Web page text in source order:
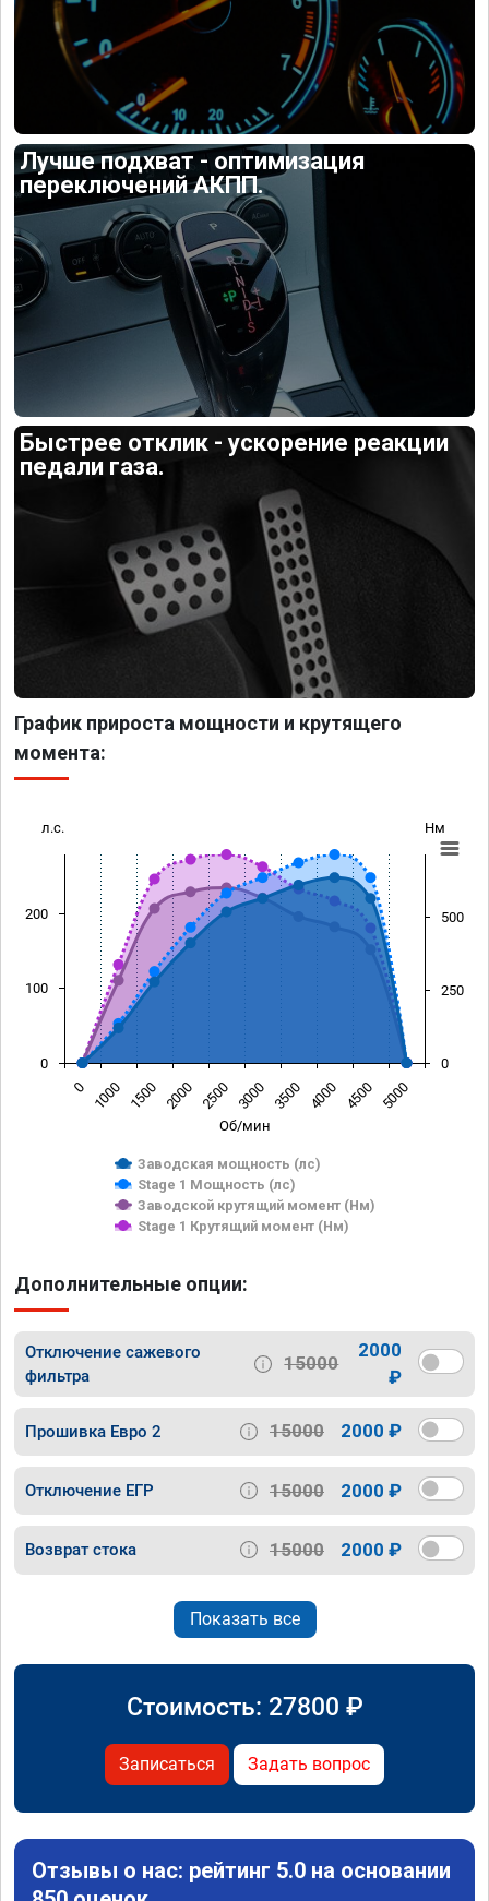
Лучше подхват - оптимизация
переключений АКПП.
Быстрее отклик - ускорение реакции
педали газа.
График прироста мощности и крутящего
момента:
Об/мин
л.с. Нм
Заводская мощность (лс)
Stage 1 Мощность (лс)
Заводской крутящий момент (Нм)
Stage 1 Крутящий момент (Нм)
0 1000 1500 2000 2500 3000 3500 4000 4500 5000
0
100
200
0
250
500
Дополнительные опции:
Отключение сажевого
фильтра
15000
2000
₽
Прошивка Евро 2 15000 2000 ₽
Отключение ЕГР 15000 2000 ₽
Возврат стока 15000 2000 ₽
Показать все
Стоимость: 27800 ₽
Записаться Задать вопрос
Отзывы о нас: рейтинг 5.0 на основании